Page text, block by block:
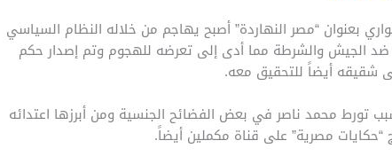
بعنوان “مصر النهاردة” أصبح يهاجم من خلاله النظام السياسي
الجيش والشرطة مما أدى إلى تعرضه للهجوم وتم إصدار حكم
شقيقه أيضاً للتحقيق معه.
تورط محمد ناصر في بعض الفضائح الجنسية ومن أبرزها اعتدائه
“حكايات مصرية” على قناة مكملين أيضاً.